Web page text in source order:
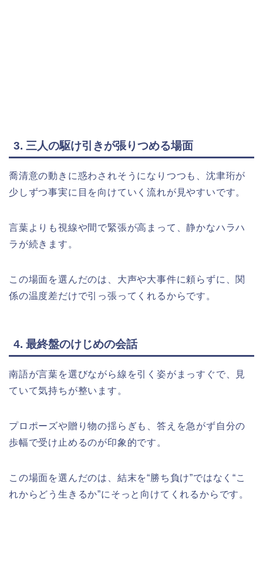
3. 三人の駆け引きが張りつめる場面
喬清意の動きに惑わされそうになりつつも、沈聿珩が
少しずつ事実に目を向けていく流れが見やすいです。
言葉よりも視線や間で緊張が高まって、静かなハラハ
ラが続きます。
この場面を選んだのは、大声や大事件に頼らずに、関
係の温度差だけで引っ張ってくれるからです。
4. 最終盤のけじめの会話
南語が言葉を選びながら線を引く姿がまっすぐで、見
ていて気持ちが整います。
プロポーズや贈り物の揺らぎも、答えを急がず自分の
歩幅で受け止めるのが印象的です。
この場面を選んだのは、結末を“勝ち負け”ではなく“こ
れからどう生きるか”にそっと向けてくれるからです。